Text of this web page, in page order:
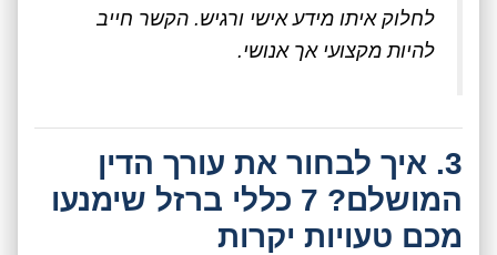
לחלוק איתו מידע אישי ורגיש. הקשר חייב
להיות מקצועי אך אנושי.
3. איך לבחור את עורך הדין
המושלם? 7 כללי ברזל שימנעו
מכם טעויות יקרות